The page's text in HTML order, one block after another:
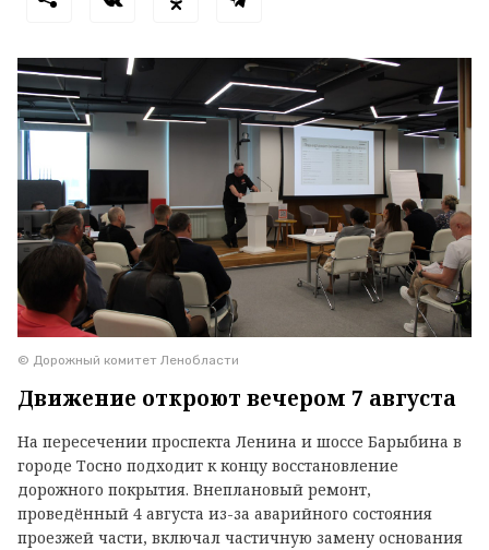
© Дорожный комитет Ленобласти
Движение откроют вечером 7 августа
На пересечении проспекта Ленина и шоссе Барыбина в
городе Тосно подходит к концу восстановление
дорожного покрытия. Внеплановый ремонт,
проведённый 4 августа из-за аварийного состояния
проезжей части, включал частичную замену основания